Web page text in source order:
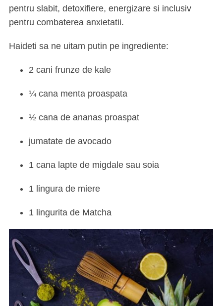
pentru slabit, detoxifiere, energizare si inclusiv
pentru combaterea anxietatii.
Haideti sa ne uitam putin pe ingrediente:
2 cani frunze de kale
¼ cana menta proaspata
½ cana de ananas proaspat
jumatate de avocado
1 cana lapte de migdale sau soia
1 lingura de miere
1 lingurita de Matcha